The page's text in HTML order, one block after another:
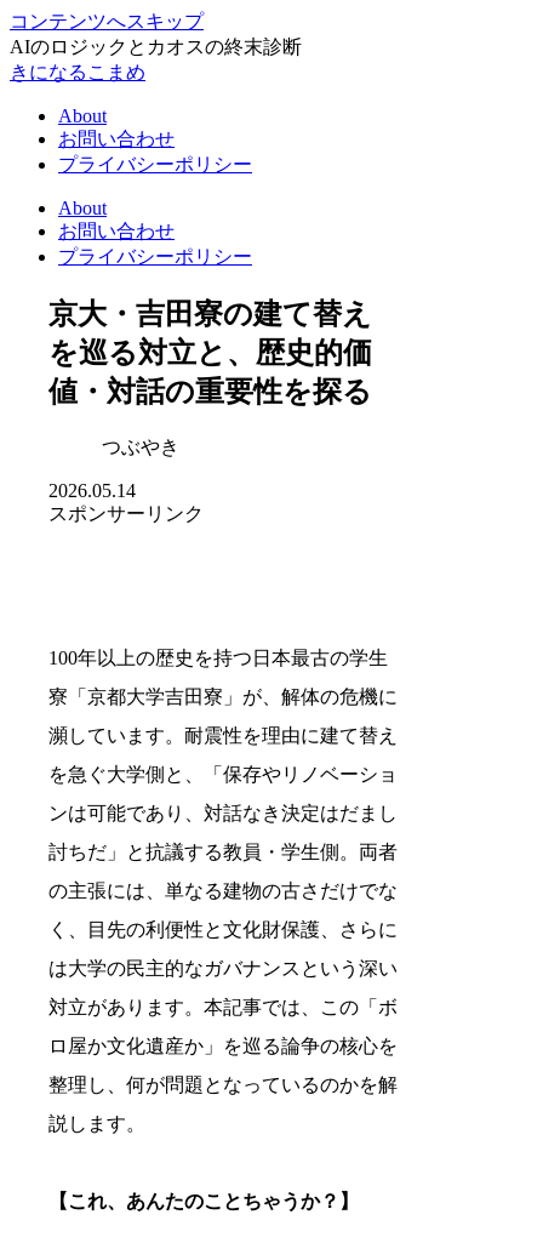
コンテンツへスキップ
AIのロジックとカオスの終末診断
きになるこまめ
About
お問い合わせ
プライバシーポリシー
About
お問い合わせ
プライバシーポリシー
京大・吉田寮の建て替え
を巡る対立と、歴史的価
値・対話の重要性を探る
つぶやき
2026.05.14
スポンサーリンク
100年以上の歴史を持つ日本最古の学生
寮「京都大学吉田寮」が、解体の危機に
瀕しています。耐震性を理由に建て替え
を急ぐ大学側と、「保存やリノベーショ
ンは可能であり、対話なき決定はだまし
討ちだ」と抗議する教員・学生側。両者
の主張には、単なる建物の古さだけでな
く、目先の利便性と文化財保護、さらに
は大学の民主的なガバナンスという深い
対立があります。本記事では、この「ボ
ロ屋か文化遺産か」を巡る論争の核心を
整理し、何が問題となっているのかを解
説します。
【これ、あんたのことちゃうか？】